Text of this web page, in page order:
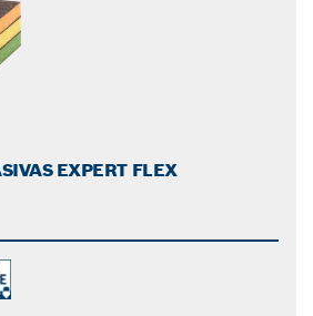
EXPERT FLEX